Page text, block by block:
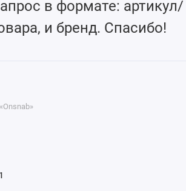
в формате: артикул/
и бренд. Спасибо!